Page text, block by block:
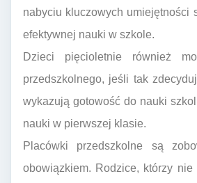
nabyciu kluczowych umiejętności
efektywnej nauki w szkole.
Dzieci pięcioletnie również
przedszkolnego, jeśli tak
wykazują gotowość do nauki
nauki w pierwszej klasie.
Placówki przedszkolne są
obowiązkiem. Rodzice, którzy